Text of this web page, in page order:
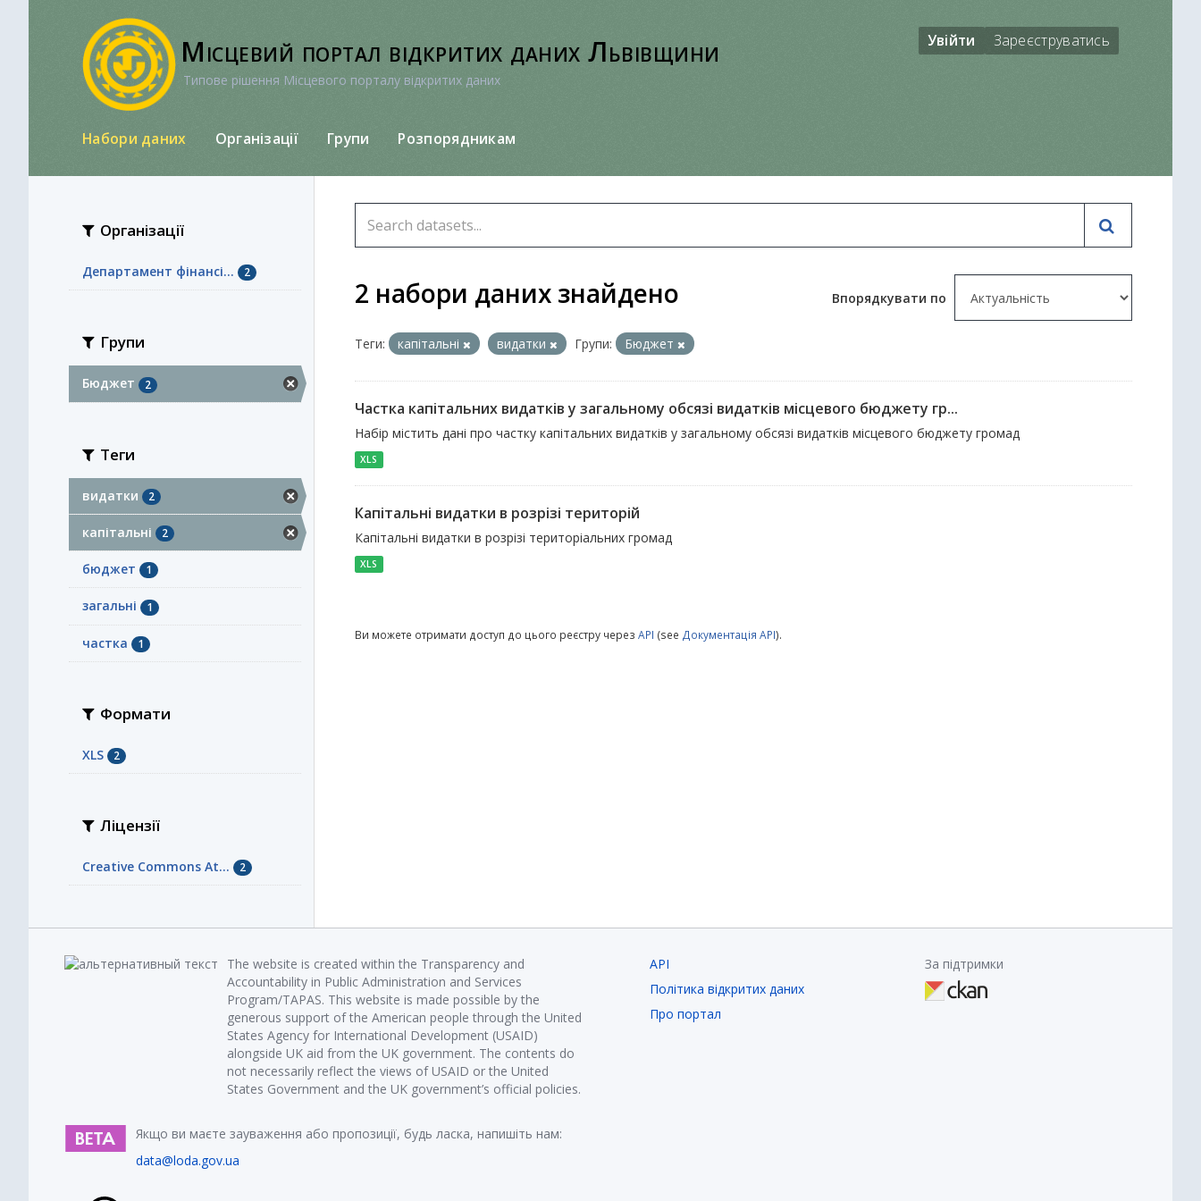
Місцевий портал відкритих даних Львівщини
Типове рішення Місцевого порталу відкритих даних
Увійти Зареєструватись
Набори даних Організації Групи Розпорядникам
Організації
Департамент фінансі... 2
Групи
Бюджет 2
Теги
видатки 2
капітальні 2
бюджет 1
загальні 1
частка 1
Формати
XLS 2
Ліцензії
Creative Commons At... 2
Впорядкувати по
2 набори даних знайдено
Теги: капітальні видатки Групи: Бюджет
Частка капітальних видатків у загальному обсязі видатків місцевого бюджету гр...
Набір містить дані про частку капітальних видатків у загальному обсязі видатків місцевого бюджету громад
XLS
Капітальні видатки в розрізі територій
Капітальні видатки в розрізі територіальних громад
XLS
Ви можете отримати доступ до цього реєстру через API (see Документація API).
The website is created within the Transparency and
Accountability in Public Administration and Services
Program/TAPAS. This website is made possible by the
generous support of the American people through the United
States Agency for International Development (USAID)
alongside UK aid from the UK government. The contents do
not necessarily reflect the views of USAID or the United
States Government and the UK government’s official policies.
Якщо ви маєте зауваження або пропозиції, будь ласка, напишіть нам:
data@loda.gov.ua
API
Політика відкритих даних
Про портал
За підтримки